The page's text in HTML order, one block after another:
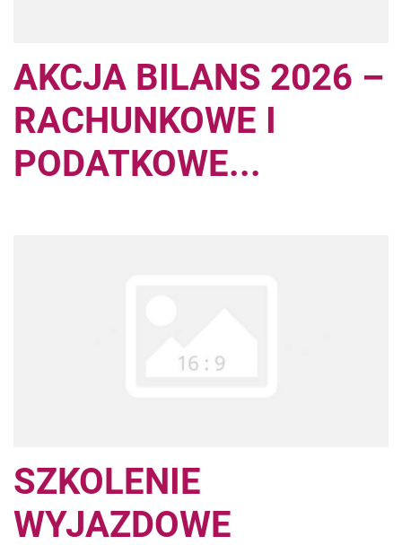
AKCJA BILANS 2026 –
RACHUNKOWE I
PODATKOWE...
SZKOLENIE
WYJAZDOWE